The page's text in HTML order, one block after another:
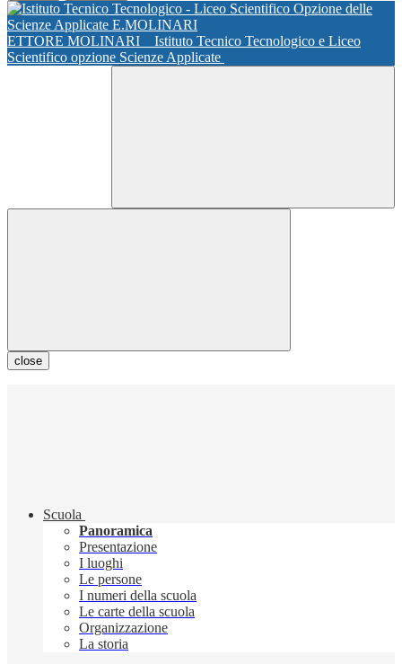
ETTORE MOLINARI
Istituto Tecnico Tecnologico e Liceo
Scientifico opzione Scienze Applicate
close
Scuola
Panoramica
Presentazione
I luoghi
Le persone
I numeri della scuola
Le carte della scuola
Organizzazione
La storia